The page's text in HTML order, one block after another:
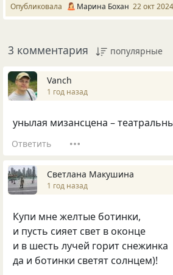
Опубликовала Марина Бохан 22 окт 2024
3 комментария популярные
Vanch
1 год назад
унылая мизансцена –
Ответить
Светлана Макушина
1 год назад
Купи мне желтые ботинки,
и пусть сияет свет в оконце
и в шесть лучей горит снежинка
да и ботинки светят солнцем)!